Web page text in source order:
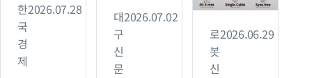
한
국
경
제
2026.07.28
대
구
신
문
2026.07.02
로
봇
신
2026.06.29